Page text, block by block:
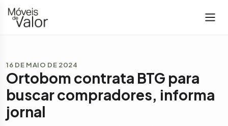
16 DE MAIO DE 2024
Ortobom contrata BTG para
buscar compradores, informa
jornal